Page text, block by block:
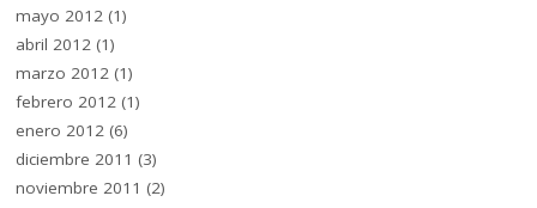
mayo 2012 (1)
abril 2012 (1)
marzo 2012 (1)
febrero 2012 (1)
enero 2012 (6)
diciembre 2011 (3)
noviembre 2011 (2)